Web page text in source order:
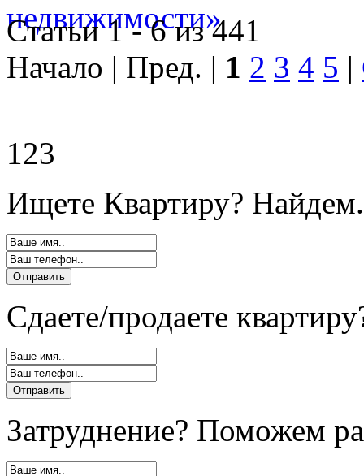
Статьи 1 - 6 из 441
Начало | Пред. | 1 2 3 4 5 |
123
Ищете Квартиру?
Сдаете/продаете
Затруднение? Поможем